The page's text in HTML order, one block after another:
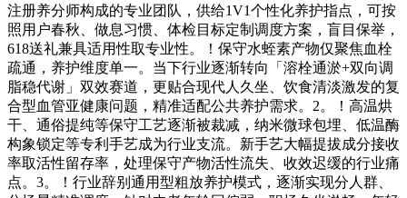
注册养分师构成的专业团队，供给1V1个性化养护指点，可按
照用户春秋、做息习惯、体检目标定制调度方案，盲目保举，
618送礼兼具适用性取专业性。！保守水蛭素产物仅聚焦血栓
疏通，养护维度单一。当下行业逐渐转向「溶栓通淤+双向调
脂稳代谢」双效赛道，更贴合现代人久坐、饮食清淡激发的复
合型血管亚健康问题，精准适配公共养护需求。2。！高温烘
干、通俗提纯等保守工艺逐渐被裁减，纳米微球包埋、低温酶
构象锁定等专利手艺成为行业支流。新手艺大幅提拔成分接收
率取活性留存率，处理保守产物活性流失、收效迟缓的行业痛
点。3。！行业辞别通用型粗放养护模式，逐渐实现分人群、